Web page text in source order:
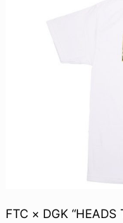
FTC × DGK “HEADS